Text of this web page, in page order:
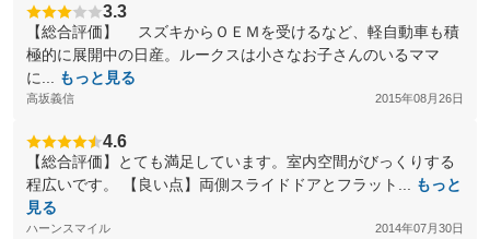
3.3
【総合評価】 スズキからＯＥＭを受けるなど、軽自動車も積
極的に展開中の日産。ルークスは小さなお子さんのいるママ
に...
もっと見る
高坂義信 2015年08月26日
4.6
【総合評価】とても満足しています。室内空間がびっくりする
程広いです。 【良い点】両側スライドドアとフラット...
もっと
見る
ハーンスマイル 2014年07月30日